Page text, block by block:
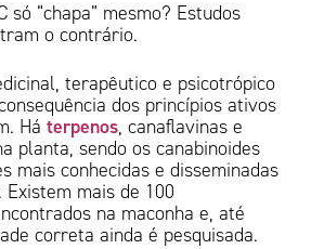
só “chapa” mesmo? Estudos
o contrário.
terapêutico e psicotrópico
dos princípios ativos
Háterpenos, canaflavinas e
planta, sendo os canabinoides
mais conhecidas e disseminadas
Existem mais de 100
na maconha e, até
correta ainda é pesquisada.